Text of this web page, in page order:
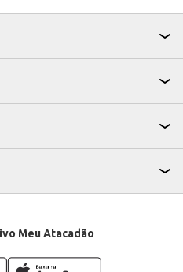
Meu Atacadão